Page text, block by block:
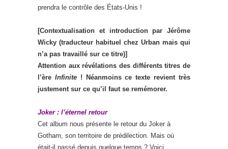
prendra le contrôle des États-Unis !
[Contextualisation et introduction par Jérôme
Wicky (traducteur habituel chez Urban mais qui
n’a pas travaillé sur ce titre)]
Attention aux révélations des différents titres de
l’ère Infinite! Néanmoins ce texte revient très
justement sur ce qu’il faut se remémorer.
Joker : l’éternel retour
Cet album nous présente le retour du Joker à
Gotham, son territoire de prédilection. Mais où
était-il passé depuis quelque temps ? Voici